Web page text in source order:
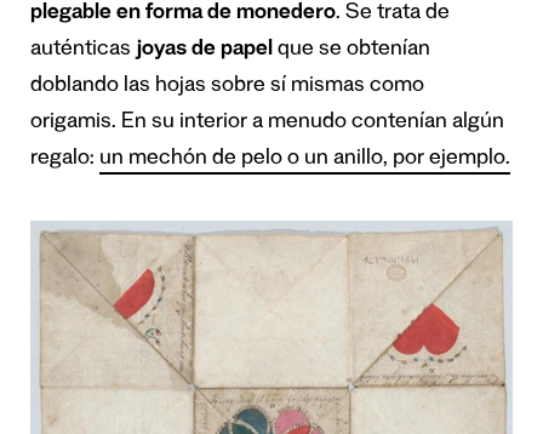
plegable en forma de monedero. Se trata de
auténticas joyas de papel que se obtenían
doblando las hojas sobre sí mismas como
origamis. En su interior a menudo contenían algún
regalo: un mechón de pelo o un anillo, por ejemplo.